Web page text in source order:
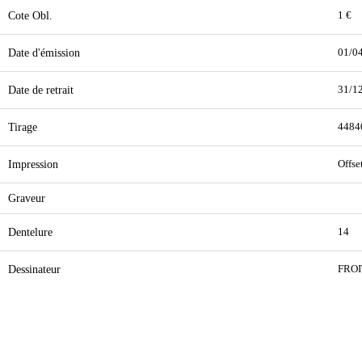
Cote Obl. 1 €
Date d'émission 01/
Date de retrait 31/
Tirage
Impression
Graveur
Dentelure 14
Dessinateur